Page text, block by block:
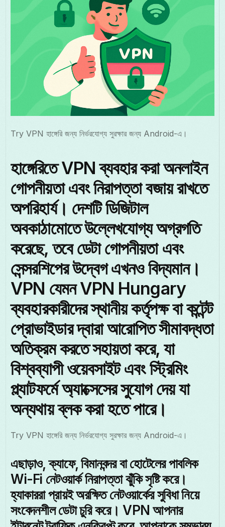
Try VPN হাঙ্গেরি জন্য নির্ভরযোগ্য সুরক্ষার জন্য Android-এ।
হাঙ্গেরিতে VPN ব্যবহার করা অনলাইন
গোপনীয়তা এবং নিরাপত্তা বজায় রাখতে
অপরিহার্য। দেশটি ডিজিটাল
অবকাঠামোতে উল্লেখযোগ্য অগ্রগতি
করেছে, তবে ডেটা গোপনীয়তা এবং
সেন্সরশিপের উদ্বেগ এখনও বিদ্যমান।
VPN যেমন VPN Hungary
ব্যবহারকারীদের স্থানীয় কর্তৃপক্ষ বা কন্টেন্ট
প্রোভাইডার দ্বারা আরোপিত সীমাবদ্ধতা
অতিক্রম করতে সহায়তা করে, যা
বিশ্বব্যাপী ওয়েবসাইট এবং স্ট্রিমিং
প্ল্যাটফর্মে অ্যাক্সেসের সুযোগ দেয় যা
অন্যথায় ব্লক করা হতে পারে।
Try VPN হাঙ্গেরি জন্য নির্ভরযোগ্য সুরক্ষার জন্য Android-এ।
এছাড়াও, ক্যাফে, বিমানবন্দর বা হোটেলের পাবলিক
Wi-Fi নেটওয়ার্ক নিরাপত্তা ঝুঁকি সৃষ্টি করে।
হ্যাকাররা প্রায়ই অরক্ষিত নেটওয়ার্কের সুবিধা নিয়ে
সংবেদনশীল ডেটা চুরি করে। VPN আপনার